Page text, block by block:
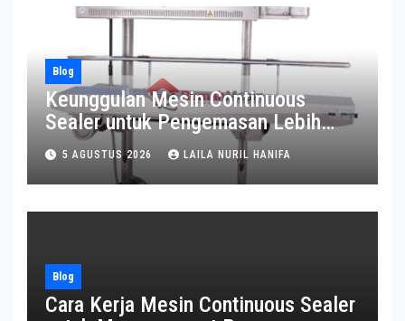
Blog
Keunggulan Mesin Continuous
Sealer untuk Pengemasan Lebih
Efisien
5 AGUSTUS 2026 LAILA NURIL HANIFA
Blog
Cara Kerja Mesin Continuous Sealer